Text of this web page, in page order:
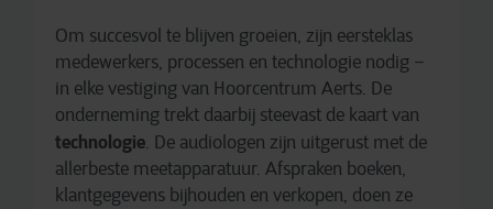
Om succesvol te blijven groeien, zijn eersteklas
medewerkers, processen en technologie nodig –
in elke vestiging van Hoorcentrum Aerts. De
onderneming trekt daarbij steevast de kaart van
technologie. De audiologen zijn uitgerust met de
allerbeste meetapparatuur. Afspraken boeken,
klantgegevens bijhouden en verkopen, doen ze